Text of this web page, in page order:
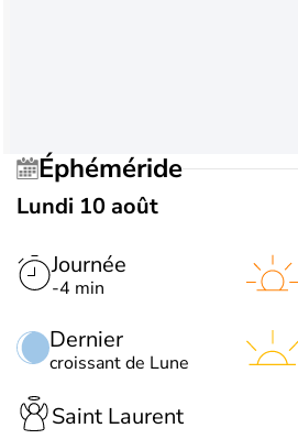
Éphéméride
Lundi 10 août
Journée
-4 min
Dernier
croissant de Lune
Saint Laurent